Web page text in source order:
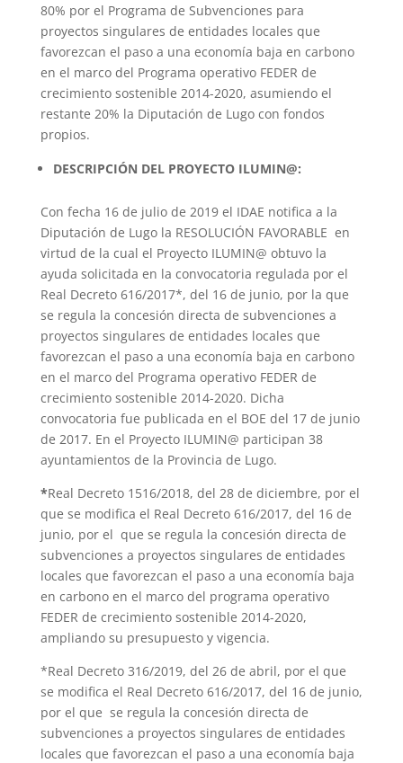
80% por el Programa de Subvenciones para
proyectos singulares de entidades locales que
favorezcan el paso a una economía baja en carbono
en el marco del Programa operativo FEDER de
crecimiento sostenible 2014-2020, asumiendo el
restante 20% la Diputación de Lugo con fondos
propios.
DESCRIPCIÓN DEL PROYECTO ILUMIN@:
Con fecha 16 de julio de 2019 el IDAE notifica a la
Diputación de Lugo la RESOLUCIÓN FAVORABLE en
virtud de la cual el Proyecto ILUMIN@ obtuvo la
ayuda solicitada en la convocatoria regulada por el
Real Decreto 616/2017*, del 16 de junio, por la que
se regula la concesión directa de subvenciones a
proyectos singulares de entidades locales que
favorezcan el paso a una economía baja en carbono
en el marco del Programa operativo FEDER de
crecimiento sostenible 2014-2020. Dicha
convocatoria fue publicada en el BOE del 17 de junio
de 2017. En el Proyecto ILUMIN@ participan 38
ayuntamientos de la Provincia de Lugo.
*Real Decreto 1516/2018, del 28 de diciembre, por el
que se modifica el Real Decreto 616/2017, del 16 de
junio, por el que se regula la concesión directa de
subvenciones a proyectos singulares de entidades
locales que favorezcan el paso a una economía baja
en carbono en el marco del programa operativo
FEDER de crecimiento sostenible 2014-2020,
ampliando su presupuesto y vigencia.
*Real Decreto 316/2019, del 26 de abril, por el que
se modifica el Real Decreto 616/2017, del 16 de junio,
por el que se regula la concesión directa de
subvenciones a proyectos singulares de entidades
locales que favorezcan el paso a una economía baja